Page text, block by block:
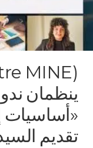
ينظمان
«أساسيات
تقديم